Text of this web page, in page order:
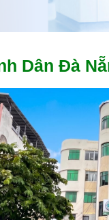
Dân Đà